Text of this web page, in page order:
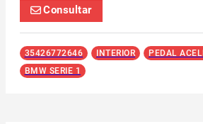
Consultar
35426772646 INTERIOR
PEDAL
BMW SERIE 1